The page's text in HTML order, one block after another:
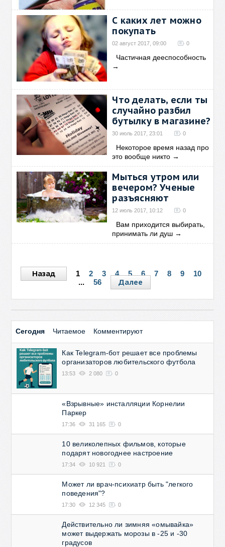
С каких лет можно
покупать
02 август 2017, 09:00 0
Частичная дееспособность
→
Что делать, если ты
случайно разбил
бутылку в магазине?
30 июль 2017, 23:01 0
Некоторое время назад про
это вообще никто →
Мыться утром или
вечером? Ученые
разъясняют
12 июль 2017, 10:12 0
Вам приходится выбирать,
принимать ли душ →
Назад 1 2 3 4 5 6 7 8 9
10
...
56 Далее
Сегодня Читаемое Комментируют
Как Telegram-бот решает все проблемы
организаторов любительского футбола
13:53 2 080 0
«Взрывные» инсталляции Корнелии
Паркер
17:36 31 165 0
10 великолепных фильмов, которые
подарят новогоднее настроение
17:34 10 921 0
Может ли врач-психиатр быть "легкого
поведения"?
17:30 12 345 0
Действительно ли зимняя «омывайка»
может выдержать морозы в -25 и -30
градусов